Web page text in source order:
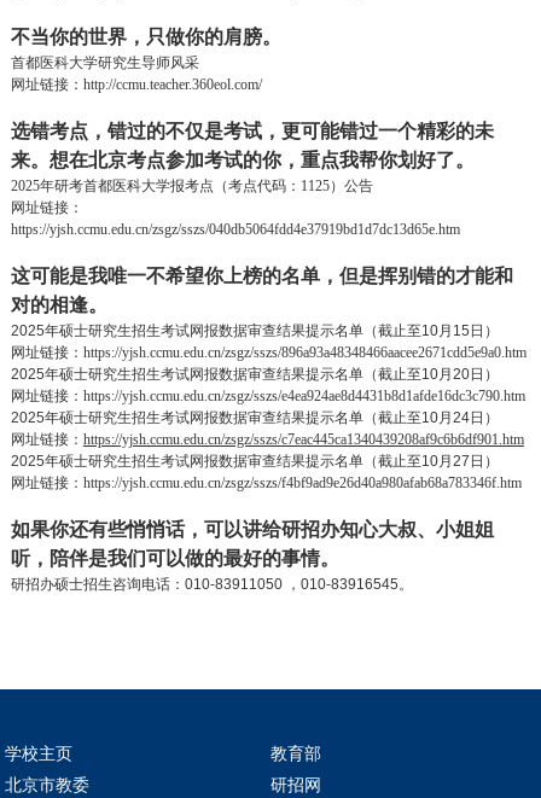
不当你的世界，只做你的肩膀。
首都医科大学研究生导师风采
网址链接： http://ccmu.teacher.360eol.com/
选错考点，错过的不仅是考试，更可能错过一个精彩的未
来。想在北京考点参加考试的你，重点我帮你划好了。
2025年研考首都医科大学报考点（考点代码： 1125）公告
网址链接：
https://yjsh.ccmu.edu.cn/zsgz/sszs/040db5064fdd4e37919bd1d7dc13d65e.htm
这可能是我唯一不希望你上榜的名单，但是挥别错的才能和
对的相逢。
2025年硕士研究生招生考试网报数据审查结果提示名单（截止至10月 15 日）
网址链接： https://yjsh.ccmu.edu.cn/zsgz/sszs/896a93a48348466aacee2671cdd5e9a0.htm
2025年硕士研究生招生考试网报数据审查结果提示名单（截止至10月 20日）
网址链接： https://yjsh.ccmu.edu.cn/zsgz/sszs/e4ea924ae8d4431b8d1afde16dc3c790.htm
2025年硕士研究生招生考试网报数据审查结果提示名单（截止至10月 24日）
网址链接： https://yjsh.ccmu.edu.cn/zsgz/sszs/c7eac445ca1340439208af9c6b6df901.htm
2025年硕士研究生招生考试网报数据审查结果提示名单（截止至10月 27 日）
网址链接： https://yjsh.ccmu.edu.cn/zsgz/sszs/f4bf9ad9e26d40a980afab68a783346f.htm
如果你还有些悄悄话，可以讲给研招办知心大叔、小姐姐
听，陪伴是我们可以做的最好的事情。
研招办硕士招生咨询电话： 010-83911050 ， 010-83916545。
学校主页
教育部
北京市教委
研招网